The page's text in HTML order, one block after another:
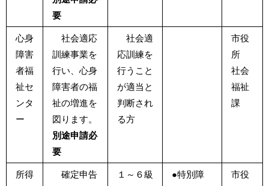
要
心身
障害
者福
祉セ
ンタ
ー
社会適応
訓練事業を
行い、心身
障害者の福
祉の増進を
図ります。
別途申請必
要
社会適
応訓練を
行うこと
が適当と
判断され
る方
市役
所
社会
福祉
課
所得
確定申告
１～６級
●特別障
市役